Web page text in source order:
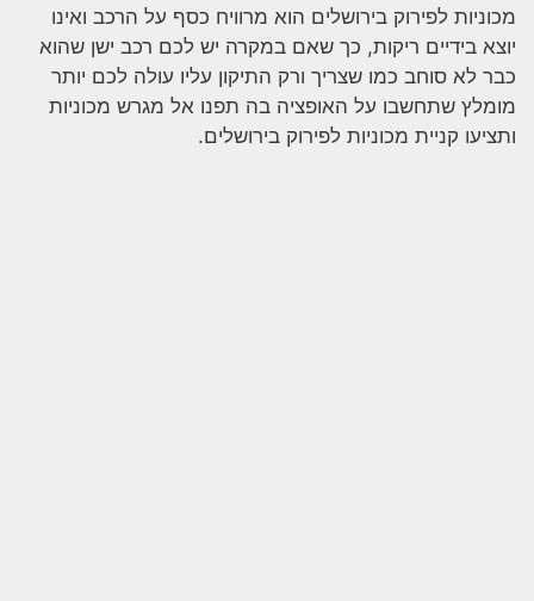
מכוניות לפירוק בירושלים הוא מרוויח כסף על הרכב ואינו
יוצא בידיים ריקות, כך שאם במקרה יש לכם רכב ישן שהוא
כבר לא סוחב כמו שצריך ורק התיקון עליו עולה לכם יותר
מומלץ שתחשבו על האופציה בה תפנו אל מגרש מכוניות
ותציעו קניית מכוניות לפירוק בירושלים.